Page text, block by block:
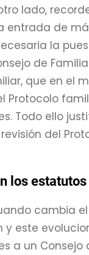
lado,
entrada de
la
de
que en el
Protocolo
Todo ello
del
los
cambia
y este
a un Consejo